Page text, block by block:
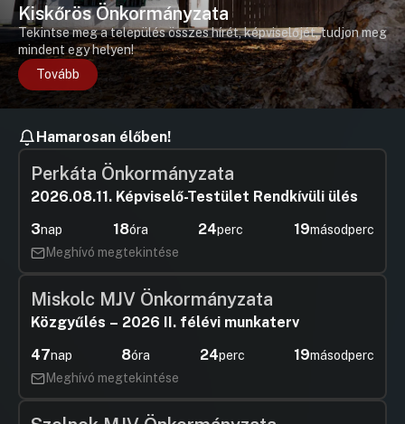
Kiskőrös Önkormányzata
Tekintse meg a település összes hírét, képviselőjét, tudjon meg
mindent egy helyen!
Tovább
Hamarosan élőben!
Perkáta Önkormányzata
2026.08.11. Képviselő-Testület Rendkívüli ülés
3nap 18óra 24perc 18másodperc
Meghívó megtekintése
Miskolc MJV Önkormányzata
Közgyűlés – 2026 II. félévi munkaterv
47nap 8óra 24perc 18másodperc
Meghívó megtekintése